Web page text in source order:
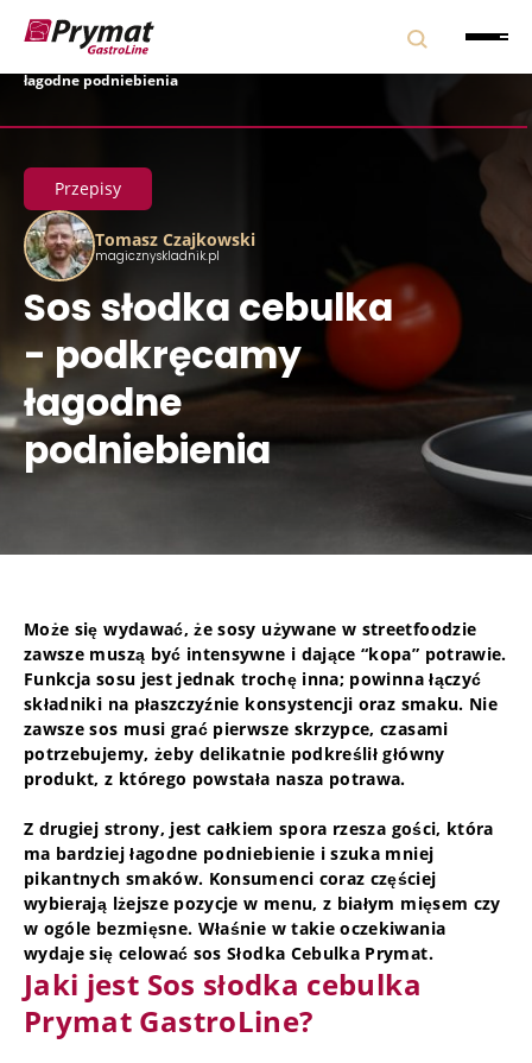
łagodne podniebienia
Przepisy
Tomasz Czajkowski
magicznyskladnik.pl
Sos słodka cebulka
- podkręcamy
łagodne
podniebienia
Może się wydawać, że sosy używane w streetfoodzie
zawsze muszą być intensywne i dające “kopa” potrawie.
Funkcja sosu jest jednak trochę inna; powinna łączyć
składniki na płaszczyźnie konsystencji oraz smaku. Nie
zawsze sos musi grać pierwsze skrzypce, czasami
potrzebujemy, żeby delikatnie podkreślił główny
produkt, z którego powstała nasza potrawa.
Z drugiej strony, jest całkiem spora rzesza gości, która
ma bardziej łagodne podniebienie i szuka mniej
pikantnych smaków. Konsumenci coraz częściej
wybierają lżejsze pozycje w menu, z białym mięsem czy
w ogóle bezmięsne. Właśnie w takie oczekiwania
wydaje się celować sos Słodka Cebulka Prymat.
Jaki jest Sos słodka cebulka
Prymat GastroLine?